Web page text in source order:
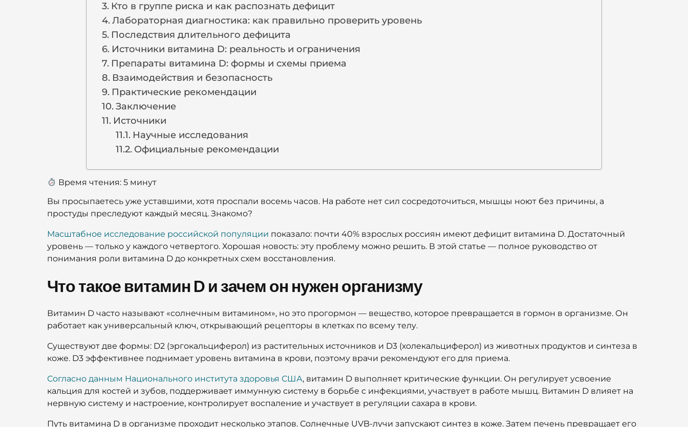
Кто в группе риска и как распознать дефицит
Лабораторная диагностика: как правильно проверить уровень
Последствия длительного дефицита
Источники витамина D: реальность и ограничения
Препараты витамина D: формы и схемы приема
Взаимодействия и безопасность
Практические рекомендации
Заключение
Источники
Научные исследования
Официальные рекомендации
Время чтения: 5 минут
Вы просыпаетесь уже уставшими, хотя проспали восемь часов. На работе нет сил сосредоточиться, мышцы ноют без причины, а
простуды преследуют каждый месяц. Знакомо?
Масштабное исследование российской популяции показало: почти 40% взрослых россиян имеют дефицит витамина D. Достаточный
уровень — только у каждого четвертого. Хорошая новость: эту проблему можно решить. В этой статье — полное руководство от
понимания роли витамина D до конкретных схем восстановления.
Что такое витамин D и зачем он нужен организму
Витамин D часто называют «солнечным витамином», но это прогормон — вещество, которое превращается в гормон в организме. Он
работает как универсальный ключ, открывающий рецепторы в клетках по всему телу.
Существуют две формы: D2 (эргокальциферол) из растительных источников и D3 (холекальциферол) из животных продуктов и синтеза в
коже. D3 эффективнее поднимает уровень витамина в крови, поэтому врачи рекомендуют его для приема.
Согласно данным Национального института здоровья США, витамин D выполняет критические функции. Он регулирует усвоение
кальция для костей и зубов, поддерживает иммунную систему в борьбе с инфекциями, участвует в работе мышц. Витамин D влияет на
нервную систему и настроение, контролирует воспаление и участвует в регуляции сахара в крови.
Путь витамина D в организме проходит несколько этапов. Солнечные UVB-лучи запускают синтез в коже. Затем печень превращает его